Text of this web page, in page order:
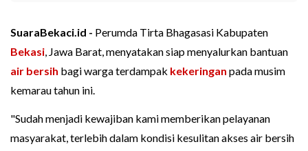
SuaraBekaci.id - Perumda Tirta Bhagasasi Kabupaten
Bekasi, Jawa Barat, menyatakan siap menyalurkan bantuan
air bersih bagi warga terdampak kekeringan pada musim
kemarau tahun ini.
"Sudah menjadi kewajiban kami memberikan pelayanan
masyarakat, terlebih dalam kondisi kesulitan akses air bersih